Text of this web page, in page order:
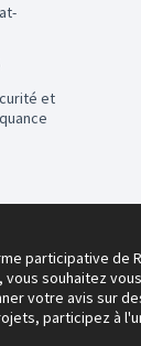
participative de
vous souhaitez
votre avis sur
participez à